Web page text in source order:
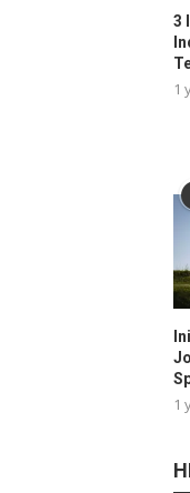
3
1
1